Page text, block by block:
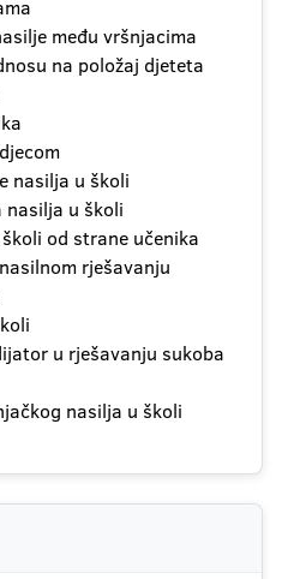
među vršnjacima
na položaj djeteta
nasilja u školi
nasilja u školi
od strane učenika
rješavanju
u rješavanju sukoba
nasilja u školi